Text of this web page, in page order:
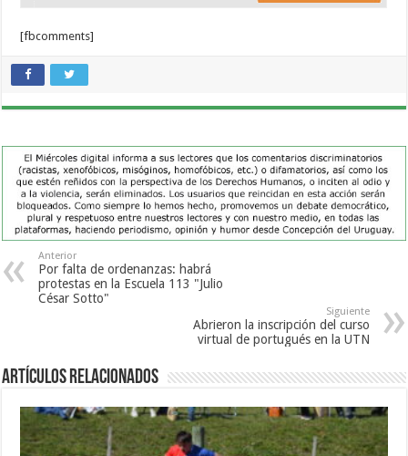
[fbcomments]
Anterior
Por falta de ordenanzas: habrá
protestas en la Escuela 113 "Julio
César Sotto"
Siguiente
Abrieron la inscripción del curso
virtual de portugués en la UTN
Artículos Relacionados